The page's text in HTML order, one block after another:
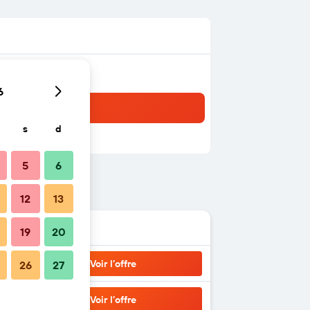
Voir l’offre
Voir l’offre
s d
5 6
12 13
19 20
26 27